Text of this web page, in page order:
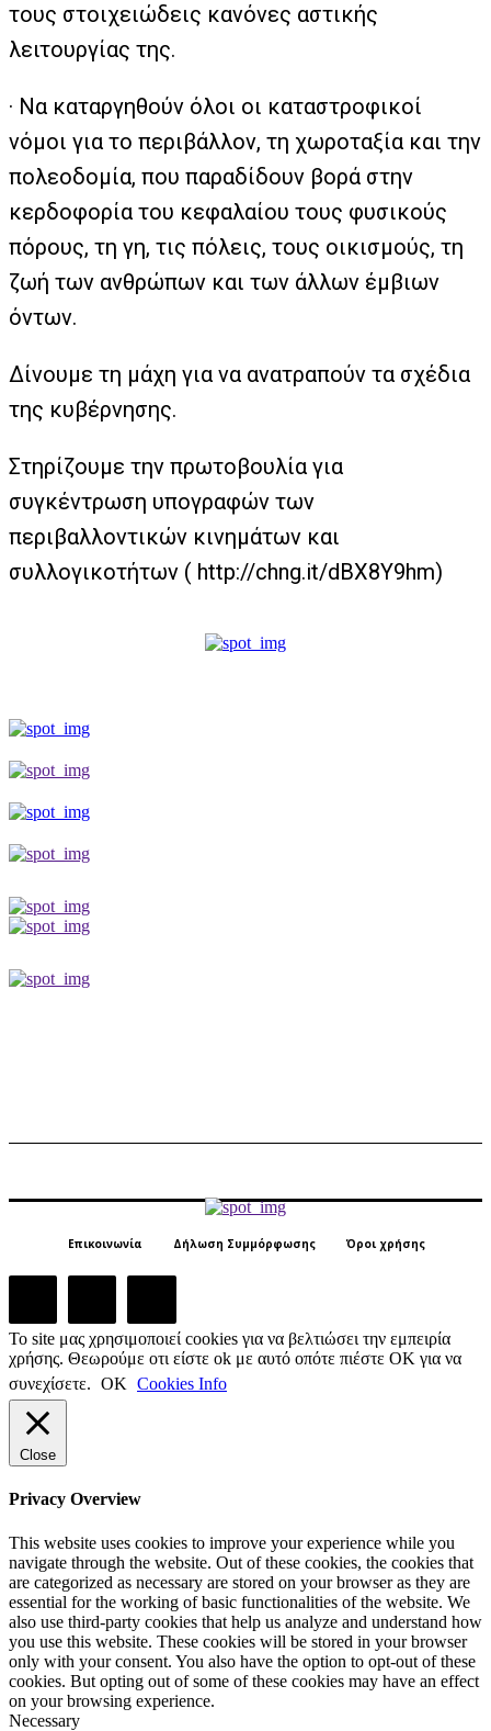
τους στοιχειώδεις κανόνες αστικής
λειτουργίας της.
· Να καταργηθούν όλοι οι καταστροφικοί
νόμοι για το περιβάλλον, τη χωροταξία και την
πολεοδομία, που παραδίδουν βορά στην
κερδοφορία του κεφαλαίου τους φυσικούς
πόρους, τη γη, τις πόλεις, τους οικισμούς, τη
ζωή των ανθρώπων και των άλλων έμβιων
όντων.
Δίνουμε τη μάχη για να ανατραπούν τα σχέδια
της κυβέρνησης.
Στηρίζουμε την πρωτοβουλία για
συγκέντρωση υπογραφών των
περιβαλλοντικών κινημάτων και
συλλογικοτήτων ( http://chng.it/dBX8Y9hm)
Επικοινωνία Δήλωση Συμμόρφωσης Όροι χρήσης
Το site μας χρησιμοποιεί cookies για να βελτιώσει την εμπειρία
χρήσης. Θεωρούμε οτι είστε ok με αυτό οπότε πιέστε ΟΚ για να
συνεχίσετε. ΟΚ Cookies Info
Close
Privacy Overview
This website uses cookies to improve your experience while you
navigate through the website. Out of these cookies, the cookies that
are categorized as necessary are stored on your browser as they are
essential for the working of basic functionalities of the website. We
also use third-party cookies that help us analyze and understand how
you use this website. These cookies will be stored in your browser
only with your consent. You also have the option to opt-out of these
cookies. But opting out of some of these cookies may have an effect
on your browsing experience.
Necessary